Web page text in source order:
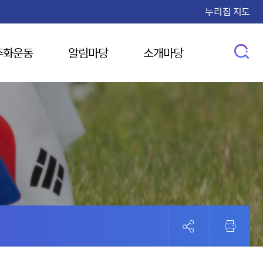
누리집 지도
운동 알림마당 소개마당